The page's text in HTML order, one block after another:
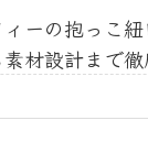
ーの抱っこ
材設計まで